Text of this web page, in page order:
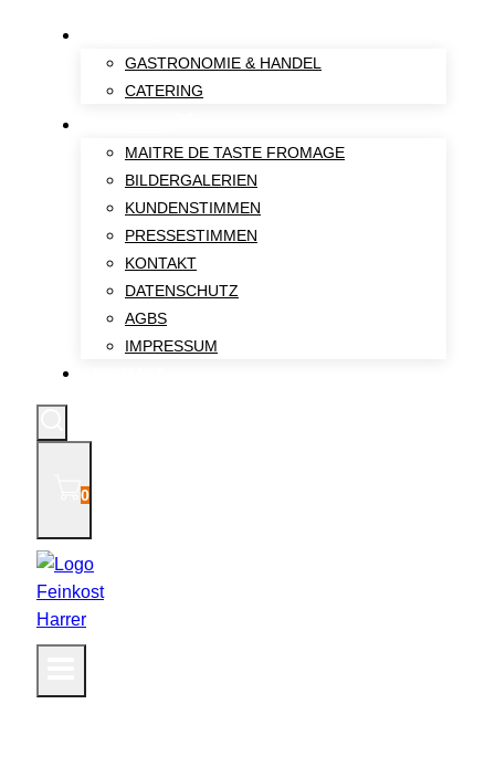
GASTRONOMIE & HANDEL
CATERING
MAITRE DE TASTE FROMAGE
BILDERGALERIEN
KUNDENSTIMMEN
PRESSESTIMMEN
KONTAKT
DATENSCHUTZ
AGBS
IMPRESSUM
0